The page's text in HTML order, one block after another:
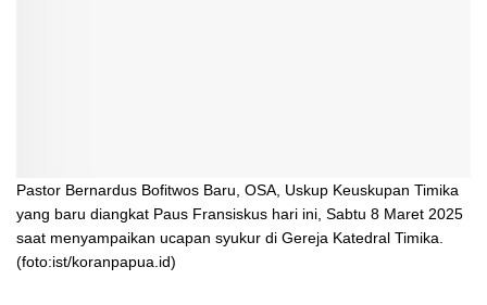
Pastor Bernardus Bofitwos Baru, OSA, Uskup Keuskupan Timika
yang baru diangkat Paus Fransiskus hari ini, Sabtu 8 Maret 2025
saat menyampaikan ucapan syukur di Gereja Katedral Timika.
(foto:ist/koranpapua.id)